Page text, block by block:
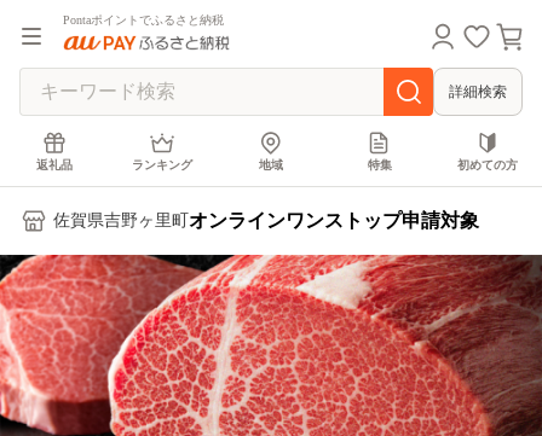
Pontaポイントでふるさと納税
詳細検索
返礼品 ランキング 地域 特集 初めての方
佐賀県吉野ヶ里町 オンラインワンストップ申請対象